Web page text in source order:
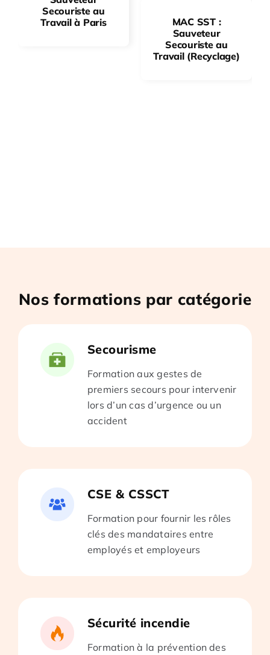
Secouriste au
Travail à Paris
MAC SST :
Sauveteur
Secouriste au
Travail (Recyclage)
Nos formations par catégorie
Secourisme
Formation aux gestes de
premiers secours pour intervenir
lors d’un cas d’urgence ou un
accident
CSE & CSSCT
Formation pour fournir les rôles
clés des mandataires entre
employés et employeurs
Sécurité incendie
Formation à la prévention des